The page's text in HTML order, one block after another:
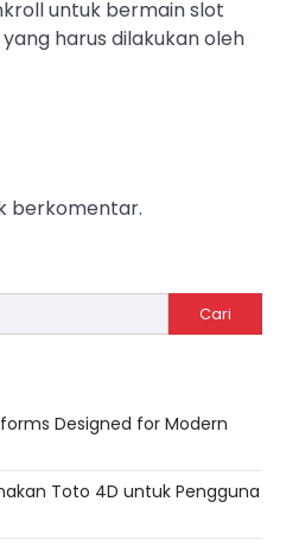
untuk bermain slot
harus dilakukan oleh
berkomentar.
Cari
Designed for Modern
Toto 4D untuk Pengguna